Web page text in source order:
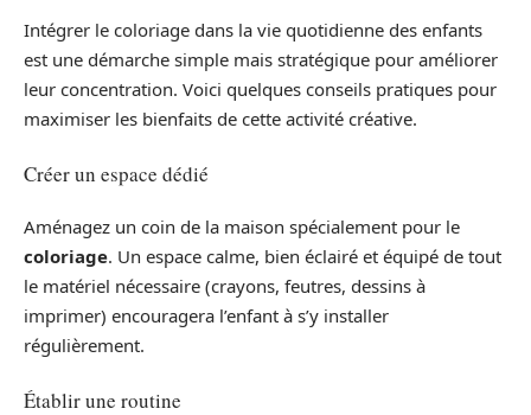
Intégrer le coloriage dans la vie quotidienne des enfants
est une démarche simple mais stratégique pour améliorer
leur concentration. Voici quelques conseils pratiques pour
maximiser les bienfaits de cette activité créative.
Créer un espace dédié
Aménagez un coin de la maison spécialement pour le
coloriage. Un espace calme, bien éclairé et équipé de tout
le matériel nécessaire (crayons, feutres, dessins à
imprimer) encouragera l’enfant à s’y installer
régulièrement.
Établir une routine